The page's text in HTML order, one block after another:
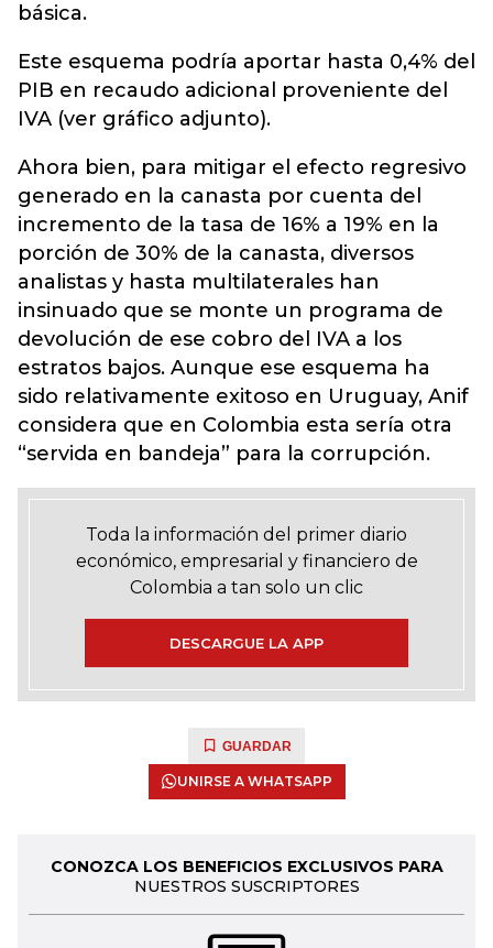
básica.
Este esquema podría aportar hasta 0,4% del
PIB en recaudo adicional proveniente del
IVA (ver gráfico adjunto).
Ahora bien, para mitigar el efecto regresivo
generado en la canasta por cuenta del
incremento de la tasa de 16% a 19% en la
porción de 30% de la canasta, diversos
analistas y hasta multilaterales han
insinuado que se monte un programa de
devolución de ese cobro del IVA a los
estratos bajos. Aunque ese esquema ha
sido relativamente exitoso en Uruguay, Anif
considera que en Colombia esta sería otra
“servida en bandeja” para la corrupción.
Toda la información del primer diario
económico, empresarial y financiero de
Colombia a tan solo un clic
DESCARGUE LA APP
GUARDAR
UNIRSE A WHATSAPP
CONOZCA LOS BENEFICIOS EXCLUSIVOS PARA
NUESTROS SUSCRIPTORES